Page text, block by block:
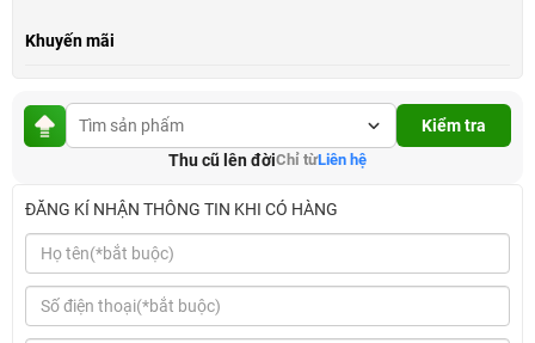
Khuyến mãi
Kiểm tra
Thu cũ lên đờiChỉ từLiên hệ
ĐĂNG KÍ NHẬN THÔNG TIN KHI CÓ HÀNG